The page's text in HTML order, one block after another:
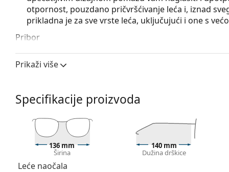
otpornost, pouzdano pričvršćivanje leća i, iznad
prikladna je za sve vrste leća, uključujući i one s
Pribor
Naočale isporučujemo s originalnom futrolom.
Krpa koja se nalazi u pakiranju idealna je za
Istražite cijelu ponudu
dioptrijskih naočala
kupnju naočalaako trebate pomoć pri odabiru.
Ovo je medicinski proizvod. Prije uporabe pročitajte
Prikaži više
Specifikacije proizvoda
136 mm
Širina
140 mm
Dužina drškice
Leće naočala